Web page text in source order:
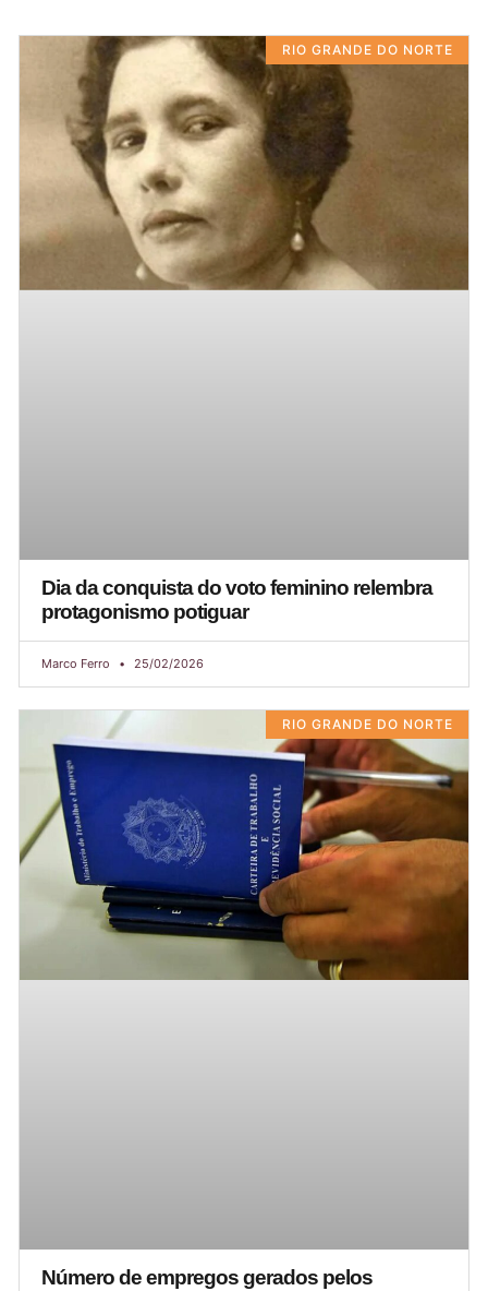
RIO GRANDE DO NORTE
Dia da conquista do voto feminino relembra
protagonismo potiguar
Marco Ferro 25/02/2026
RIO GRANDE DO NORTE
Número de empregos gerados pelos